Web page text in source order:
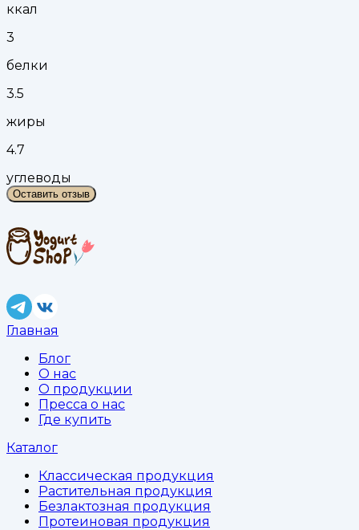
ккал
3
белки
3.5
жиры
4.7
углеводы
Оставить отзыв
Главная
Блог
О нас
О продукции
Пресса о нас
Где купить
Каталог
Классическая продукция
Растительная продукция
Безлактозная продукция
Протеиновая продукция